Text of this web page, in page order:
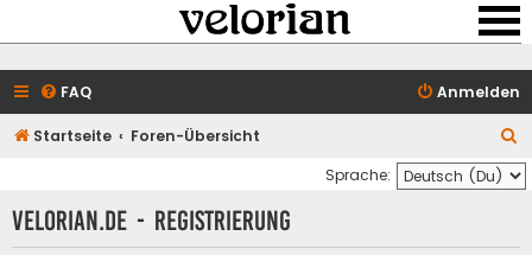
FAQ Anmelden
Startseite Foren-Übersicht
u
c
Sprache:
velorian.de - Registrierung